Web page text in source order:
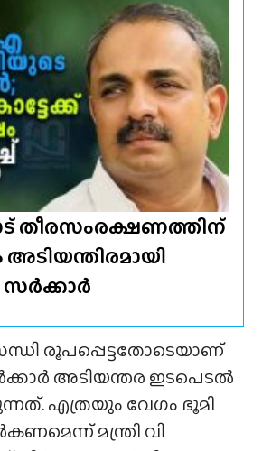
തീരസംരക്ഷണത്തിന്
അടിയന്തിരമായി
രൂപപ്പെട്ടതോടെയാണ്
അടിയന്തര ഇടപെടൽ
എത്രയും വേഗം ഭൂമി
മന്ത്രി വി